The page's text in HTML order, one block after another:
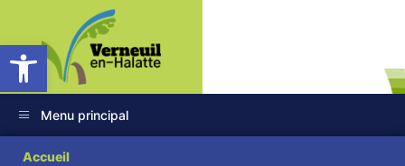
Ouvrir la barre d’outils
Menu principal
Accueil